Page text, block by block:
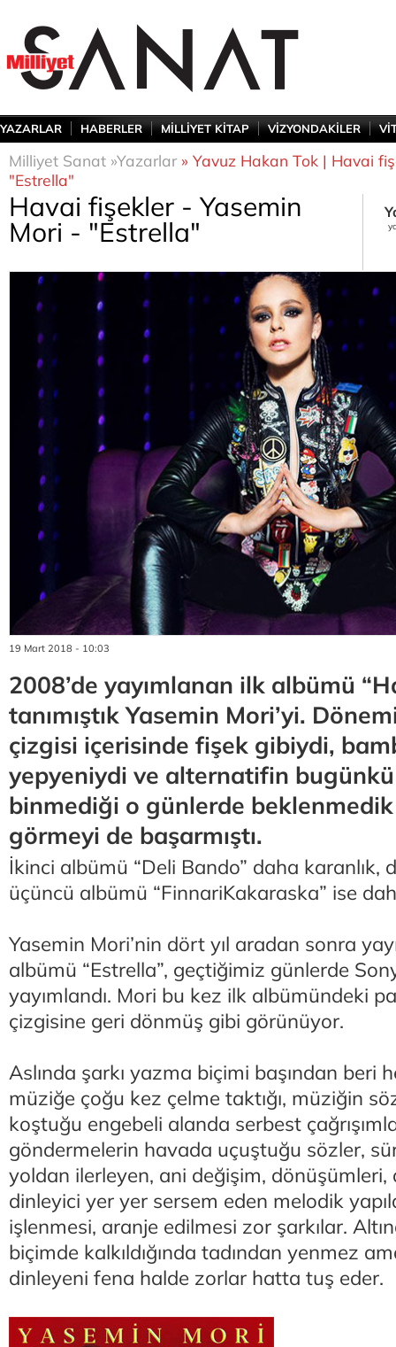
YAZARLAR HABERLER MİLLİYET KİTAP VİZYONDAKİLER
Milliyet Sanat »Yazarlar» Yavuz Hakan Tok | Havai
"Estrella"
Havai fişekler - Yasemin
Mori - "Estrella"
19 Mart 2018 - 10:03
2008’de yayımlanan ilk albümü
tanımıştık Yasemin Mori’yi.
çizgisi içerisinde fişek gibiydi,
yepyeniydi ve alternatifin
binmediği o günlerde
görmeyi de başarmıştı.
İkinci albümü “Deli Bando” daha karanlık,
üçüncü albümü “FinnariKakaraska” ise
Yasemin Mori’nin dört yıl aradan sonra
albümü “Estrella”, geçtiğimiz günlerde
yayımlandı. Mori bu kez ilk albümündeki
çizgisine geri dönmüş gibi görünüyor.
Aslında şarkı yazma biçimi başından beri
müziğe çoğu kez çelme taktığı, müziğin
koştuğu engebeli alanda serbest
göndermelerin havada uçuştuğu sözler,
yoldan ilerleyen, ani değişim,
dinleyici yer yer sersem eden melodik
işlenmesi, aranje edilmesi zor şarkılar.
biçimde kalkıldığında tadından yenmez
dinleyeni fena halde zorlar hatta tuş eder.